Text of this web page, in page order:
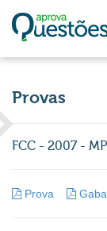
Provas
FCC - 2007 -
Prova